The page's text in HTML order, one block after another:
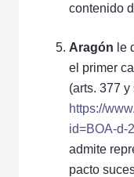
contenido
Aragón le
el primer
(arts. 377
https://
id=BOA-d-
admite
pacto